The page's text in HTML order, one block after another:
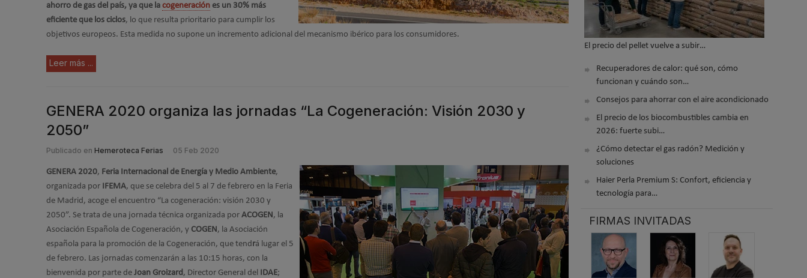
ahorro de gas del país, ya que la cogeneración es un 30% más
eficiente que los ciclos, lo que resulta prioritario para cumplir los
objetivos europeos. Esta medida no supone un incremento adicional del mecanismo ibérico para los consumidores.
Leer más ...
GENERA 2020 organiza las jornadas “La Cogeneración: Visión 2030 y
2050”
Publicado en Hemeroteca Ferias 05 Feb 2020
GENERA 2020, Feria Internacional de Energía y Medio Ambiente,
organizada por IFEMA, que se celebra del 5 al 7 de febrero en la Feria
de Madrid, acoge el encuentro “La cogeneración: visión 2030 y
2050”. Se trata de una jornada técnica organizada por ACOGEN, la
Asociación Española de Cogeneración, y COGEN, la Asociación
española para la promoción de la Cogeneración, que tendrá lugar el 5
de febrero. Las jornadas comenzarán a las 10:15 horas, con la
bienvenida por parte de Joan Groizard, Director General del IDAE;
El precio del pellet vuelve a subir…
Recuperadores de calor: qué son, cómo
funcionan y cuándo son…
Consejos para ahorrar con el aire acondicionado
El precio de los biocombustibles cambia en
2026: fuerte subi…
¿Cómo detectar el gas radón? Medición y
soluciones
Haier Perla Premium S: Confort, eficiencia y
tecnología para…
FIRMAS INVITADAS